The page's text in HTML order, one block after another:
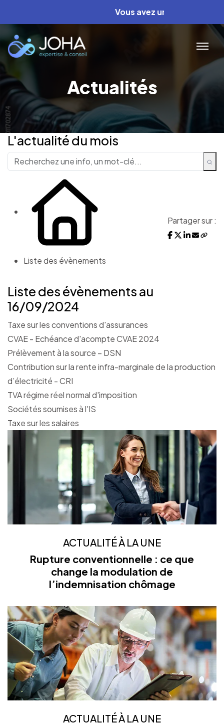
Vous avez un projet ? Nous
Actualités
L'actualité du mois
Liste des évènements
Partager sur :
Liste des évènements au
16/09/2024
Taxe sur les conventions d'assurances
CVAE - Echéance d'acompte CVAE 2024
Prélèvement à la source – DSN
Contribution sur la rente infra-marginale de la production
d’électricité - CRI
TVA régime réel normal d'imposition
Sociétés soumises à l'IS
Taxe sur les salaires
ACTUALITÉ À LA UNE
Rupture conventionnelle : ce que
change la modulation de
l’indemnisation chômage
ACTUALITÉ À LA UNE